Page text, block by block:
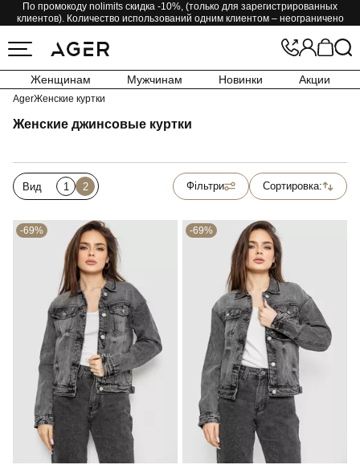
По промокоду nolimits скидка -10%, (только для зарегистрированных
клиентов). Количество использований одним клиентом – неограничено
Женщинам Мужчинам Новинки Акции
AgerЖенские куртки
Женские джинсовые куртки
Вид 1 2 Фільтри Сортировка:
-69% -69%